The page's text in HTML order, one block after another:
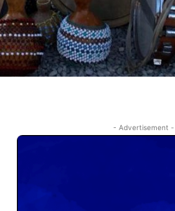
- Advertisement -